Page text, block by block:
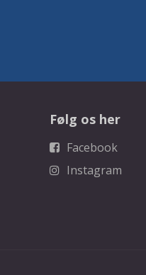
Følg os her
Facebook
Instagram